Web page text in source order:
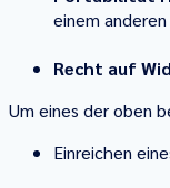
einem
Recht auf
Um eines der oben
Einreichen